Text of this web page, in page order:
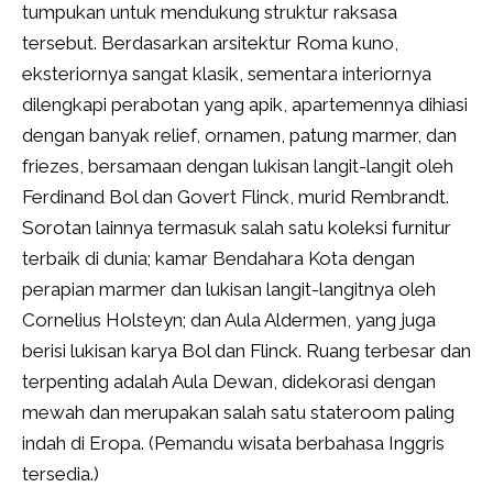
tumpukan untuk mendukung struktur raksasa
tersebut. Berdasarkan arsitektur Roma kuno,
eksteriornya sangat klasik, sementara interiornya
dilengkapi perabotan yang apik, apartemennya dihiasi
dengan banyak relief, ornamen, patung marmer, dan
friezes, bersamaan dengan lukisan langit-langit oleh
Ferdinand Bol dan Govert Flinck, murid Rembrandt.
Sorotan lainnya termasuk salah satu koleksi furnitur
terbaik di dunia; kamar Bendahara Kota dengan
perapian marmer dan lukisan langit-langitnya oleh
Cornelius Holsteyn; dan Aula Aldermen, yang juga
berisi lukisan karya Bol dan Flinck. Ruang terbesar dan
terpenting adalah Aula Dewan, didekorasi dengan
mewah dan merupakan salah satu stateroom paling
indah di Eropa. (Pemandu wisata berbahasa Inggris
tersedia.)